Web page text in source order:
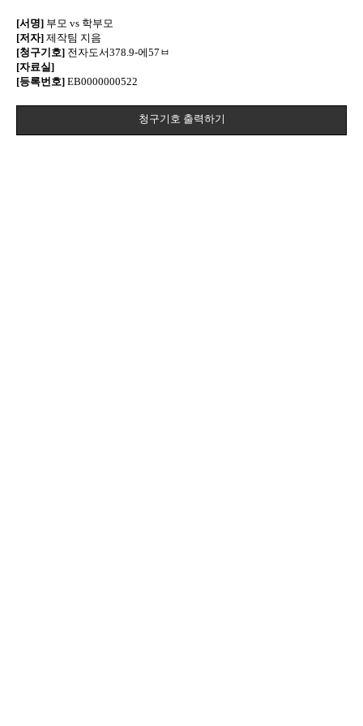
[서명] 부모 vs 학부모
[저자] 제작팀 지음
[청구기호] 전자도서378.9-에57ㅂ
[자료실]
[등록번호] EB0000000522
청구기호 출력하기